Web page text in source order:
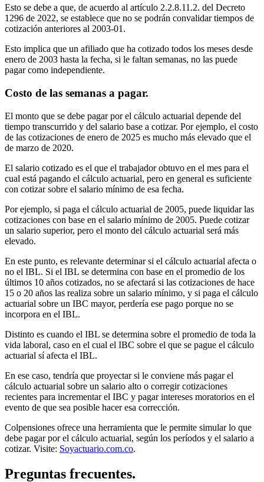
Esto se debe a que, de acuerdo al artículo 2.2.8.11.2. del Decreto
1296 de 2022, se establece que no se podrán convalidar tiempos de
cotización anteriores al 2003-01.
Esto implica que un afiliado que ha cotizado todos los meses desde
enero de 2003 hasta la fecha, si le faltan semanas, no las puede
pagar como independiente.
Costo de las semanas a pagar.
El monto que se debe pagar por el cálculo actuarial depende del
tiempo transcurrido y del salario base a cotizar. Por ejemplo, el costo
de las cotizaciones de enero de 2025 es mucho más elevado que el
de marzo de 2020.
El salario cotizado es el que el trabajador obtuvo en el mes para el
cual está pagando el cálculo actuarial, pero en general es suficiente
con cotizar sobre el salario mínimo de esa fecha.
Por ejemplo, si paga el cálculo actuarial de 2005, puede liquidar las
cotizaciones con base en el salario mínimo de 2005. Puede cotizar
un salario superior, pero el monto del cálculo actuarial será más
elevado.
En este punto, es relevante determinar si el cálculo actuarial afecta o
no el IBL. Si el IBL se determina con base en el promedio de los
últimos 10 años cotizados, no se afectará si las cotizaciones de hace
15 o 20 años las realiza sobre un salario mínimo, y si paga el cálculo
actuarial sobre un IBC mayor, perdería ese pago porque no se
incorpora en el IBL.
Distinto es cuando el IBL se determina sobre el promedio de toda la
vida laboral, caso en el cual el IBC sobre el que se pague el cálculo
actuarial sí afecta el IBL.
En ese caso, tendría que proyectar si le conviene más pagar el
cálculo actuarial sobre un salario alto o corregir cotizaciones
recientes para incrementar el IBC y pagar intereses moratorios en el
evento de que sea posible hacer esa corrección.
Colpensiones ofrece una herramienta que le permite simular lo que
debe pagar por el cálculo actuarial, según los períodos y el salario a
cotizar. Visite: Soyactuario.com.co.
Preguntas frecuentes.